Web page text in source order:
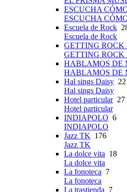
ESCUCHA
ESCUCHA
Escuela de Rock
Escuela de Rock
GETTING ROCK
GETTING ROCK
HABLAMOS DE
HABLAMOS DE
Hal sings Daisy 22
Hal sings Daisy
Hotel particular27
Hotel particular
INDIAPOLO 6
INDIAPOLO
Jazz TK 176
Jazz TK
La dolce vita 18
La dolce vita
La fonoteca 7
La fonoteca
La trastienda 7